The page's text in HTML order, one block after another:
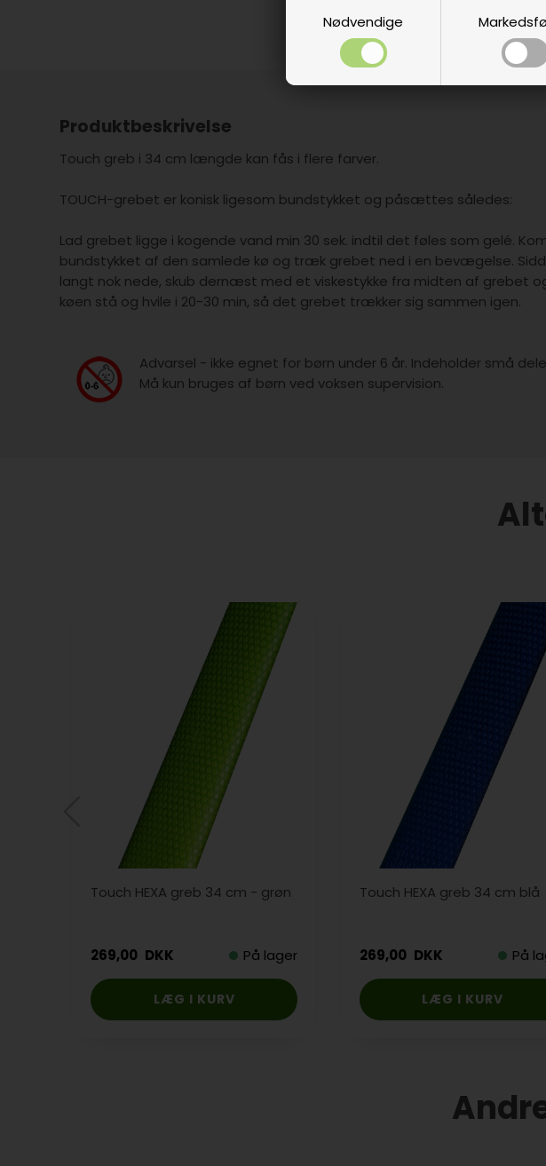
Nødvendige
Produktbeskrivelse
Touch greb i 34 cm længde kan fås i flere farver.
TOUCH-grebet er konisk ligesom bundstykket og påsættes således:
Lad grebet ligge i kogende vand min 30 sek. indtil det føles som gelé.
bundstykket af den samlede kø og træk grebet ned i en bevægelse.
langt nok nede, skub dernæst med et viskestykke fra midten af grebet
køen stå og hvile i 20-30 min, så det grebet trækker sig sammen igen.
Advarsel - ikke egnet for børn under 6 år. Indeholder små
Må kun bruges af børn ved voksen supervision.
Touch HEXA greb 34 cm - grøn
269,00 DKK På lager
Touch HEXA greb 34 cm blå
269,00 DKK På